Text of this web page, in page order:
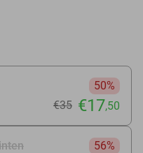
50%
€35 €17,50
56%